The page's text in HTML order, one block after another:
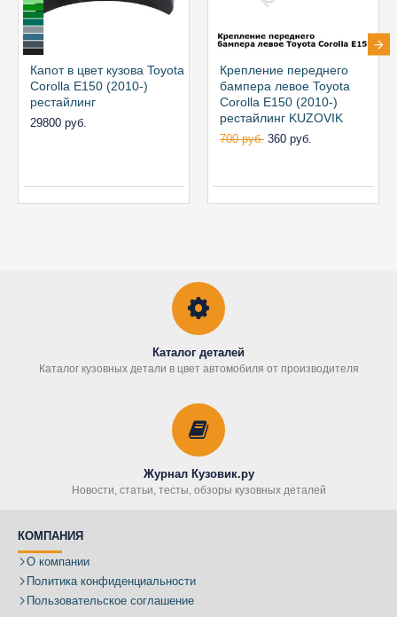
Капот в цвет кузова Toyota
Corolla E150 (2010-)
рестайлинг
29800 руб.
Крепление переднего
бампера левое Toyota
Corolla E150 (2010-)
рестайлинг KUZOVIK
700 руб. 360 руб.
Каталог деталей
Каталог кузовных детали в цвет автомобиля от производителя
Журнал Кузовик.ру
Новости, статьи, тесты, обзоры кузовных деталей
КОМПАНИЯ
О компании
Политика конфиденциальности
Пользовательское соглашение